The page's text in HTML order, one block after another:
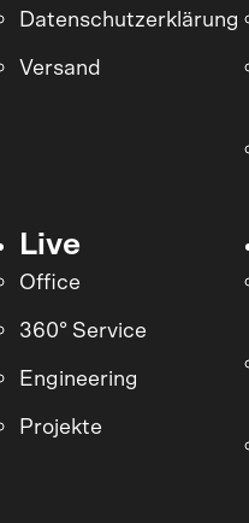
Datenschutzerklärung
Versand
Live
Office
360° Service
Engineering
Projekte